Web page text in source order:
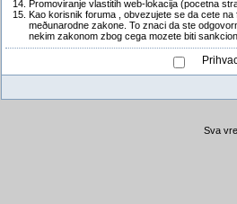
Promoviranje vlastitih web-lokacija (pocetna
Kao korisnik foruma , obvezujete se da cete
meðunarodne zakone. To znaci da ste
nekim zakonom zbog cega mozete biti
Sva